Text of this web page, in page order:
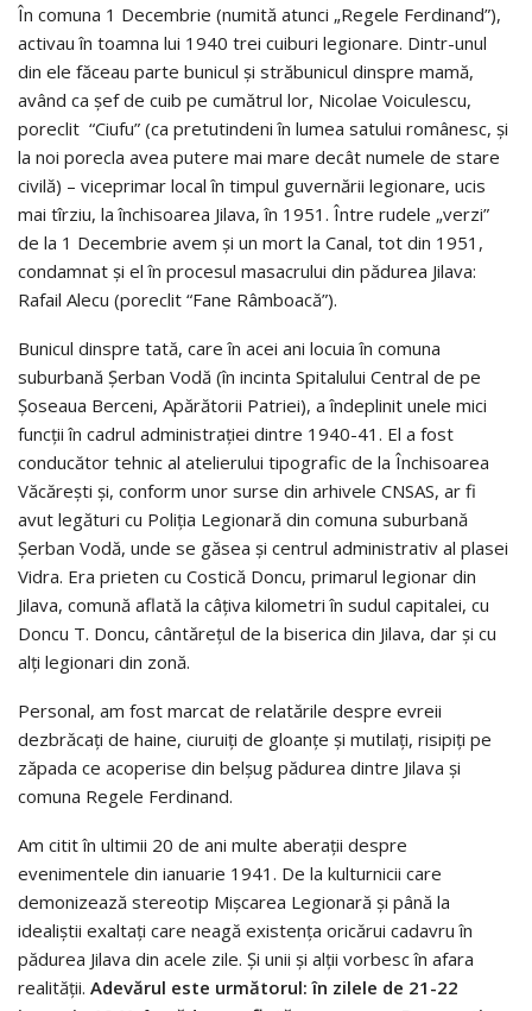
În comuna 1 Decembrie (numită atunci „Regele Ferdinand”),
activau în toamna lui 1940 trei cuiburi legionare. Dintr-unul
din ele făceau parte bunicul şi străbunicul dinspre mamă,
având ca şef de cuib pe cumătrul lor, Nicolae Voiculescu,
poreclit “Ciufu” (ca pretutindeni în lumea satului românesc, și
la noi porecla avea putere mai mare decât numele de stare
civilă) – viceprimar local în timpul guvernării legionare, ucis
mai tîrziu, la închisoarea Jilava, în 1951. Între rudele „verzi”
de la 1 Decembrie avem şi un mort la Canal, tot din 1951,
condamnat și el în procesul masacrului din pădurea Jilava:
Rafail Alecu (poreclit “Fane Râmboacă”).
Bunicul dinspre tată, care în acei ani locuia în comuna
suburbană Șerban Vodă (în incinta Spitalului Central de pe
Șoseaua Berceni, Apărătorii Patriei), a îndeplinit unele mici
funcții în cadrul administrației dintre 1940-41. El a fost
conducător tehnic al atelierului tipografic de la Închisoarea
Văcărești și, conform unor surse din arhivele CNSAS, ar fi
avut legături cu Poliţia Legionară din comuna suburbană
Şerban Vodă, unde se găsea şi centrul administrativ al plasei
Vidra. Era prieten cu Costică Doncu, primarul legionar din
Jilava, comună aflată la câţiva kilometri în sudul capitalei, cu
Doncu T. Doncu, cântărețul de la biserica din Jilava, dar și cu
alți legionari din zonă.
Personal, am fost marcat de relatările despre evreii
dezbrăcați de haine, ciuruiți de gloanțe și mutilați, risipiți pe
zăpada ce acoperise din belșug pădurea dintre Jilava și
comuna Regele Ferdinand.
Am citit în ultimii 20 de ani multe aberaţii despre
evenimentele din ianuarie 1941. De la kulturnicii care
demonizează stereotip Mişcarea Legionară şi până la
idealiştii exaltaţi care neagă existenţa oricărui cadavru în
pădurea Jilava din acele zile. Şi unii şi alţii vorbesc în afara
realităţii. Adevărul este următorul: în zilele de 21-22